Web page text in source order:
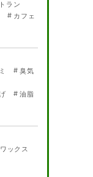
ラン
カフェ
臭気
油脂
ックス